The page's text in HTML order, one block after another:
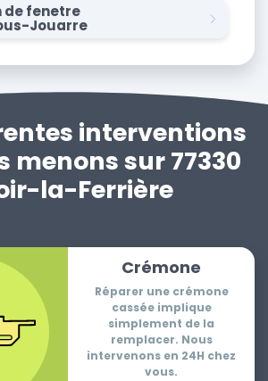
de fenetre
Jouarre
interventions
menons sur 77330
la-Ferrière
Crémone
Réparer une crémone
cassée implique
simplement de la
remplacer. Nous
intervenons en 24H chez
vous.